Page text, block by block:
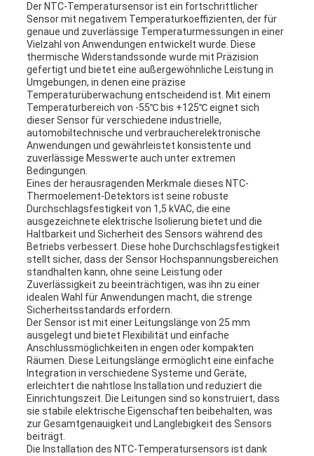
SITEMAP
PRIVACY
POLICY
Der NTC-Temperatursensor ist ein fortschrittlicher
Sensor mit negativem Temperaturkoeffizienten, der für
genaue und zuverlässige Temperaturmessungen in einer
Vielzahl von Anwendungen entwickelt wurde. Diese
thermische Widerstandssonde wurde mit Präzision
gefertigt und bietet eine außergewöhnliche Leistung in
Umgebungen, in denen eine präzise
Temperaturüberwachung entscheidend ist. Mit einem
Temperaturbereich von -55℃ bis +125℃ eignet sich
dieser Sensor für verschiedene industrielle,
automobiltechnische und verbraucherelektronische
Anwendungen und gewährleistet konsistente und
zuverlässige Messwerte auch unter extremen
Bedingungen.
Eines der herausragenden Merkmale dieses NTC-
Thermoelement-Detektors ist seine robuste
Durchschlagsfestigkeit von 1,5 kVAC, die eine
ausgezeichnete elektrische Isolierung bietet und die
Haltbarkeit und Sicherheit des Sensors während des
Betriebs verbessert. Diese hohe Durchschlagsfestigkeit
stellt sicher, dass der Sensor Hochspannungsbereichen
standhalten kann, ohne seine Leistung oder
Zuverlässigkeit zu beeinträchtigen, was ihn zu einer
idealen Wahl für Anwendungen macht, die strenge
Sicherheitsstandards erfordern.
Der Sensor ist mit einer Leitungslänge von 25 mm
ausgelegt und bietet Flexibilität und einfache
Anschlussmöglichkeiten in engen oder kompakten
Räumen. Diese Leitungslänge ermöglicht eine einfache
Integration in verschiedene Systeme und Geräte,
erleichtert die nahtlose Installation und reduziert die
Einrichtungszeit. Die Leitungen sind so konstruiert, dass
sie stabile elektrische Eigenschaften beibehalten, was
zur Gesamtgenauigkeit und Langlebigkeit des Sensors
beiträgt.
Die Installation des NTC-Temperatursensors ist dank